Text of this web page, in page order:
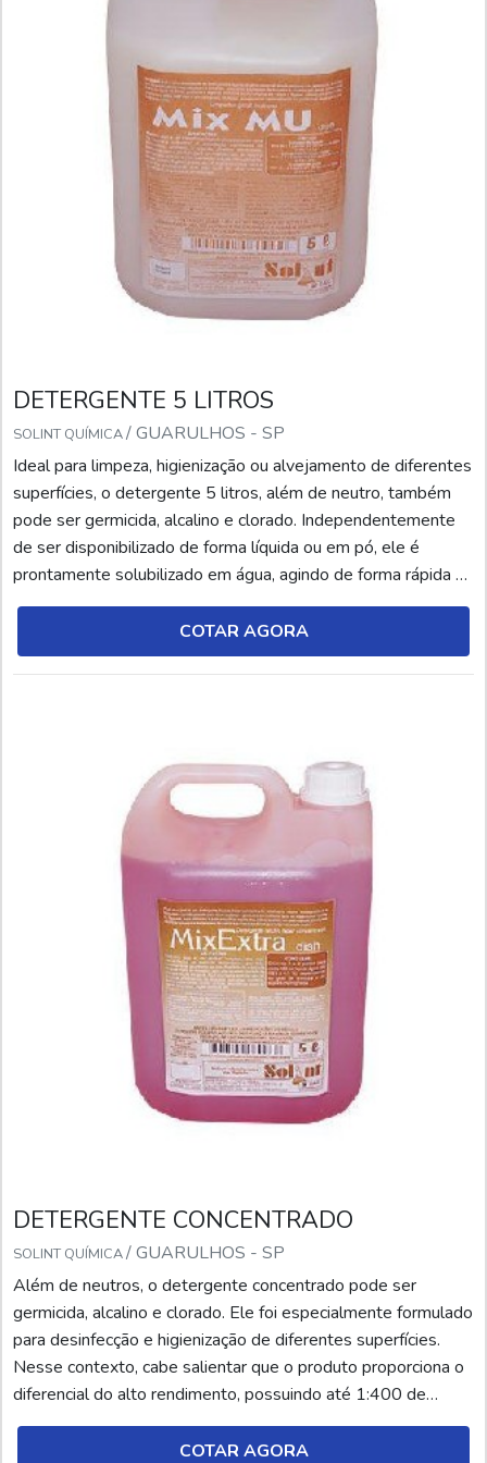
DETERGENTE 5 LITROS
SOLINT QUÍMICA/ GUARULHOS - SP
Ideal para limpeza, higienização ou alvejamento de diferentes
superfícies, o detergente 5 litros, além de neutro, também
pode ser germicida, alcalino e clorado. Independentemente
de ser disponibilizado de forma líquida ou em pó, ele é
prontamente solubilizado em água, agindo de forma rápida na
limpeza e desinfecção das superfícies enquanto ocorre a
emulsão de gorduras e sujeiras.DETALHES SOBRE O
DETERGENTE Contudo, para que o uso seja a...
COTAR AGORA
DETERGENTE CONCENTRADO
SOLINT QUÍMICA/ GUARULHOS - SP
Além de neutros, o detergente concentrado pode ser
germicida, alcalino e clorado. Ele foi especialmente formulado
para desinfecção e higienização de diferentes superfícies.
Nesse contexto, cabe salientar que o produto proporciona o
diferencial do alto rendimento, possuindo até 1:400 de
diluição. Além disso, por ser líquido, ele é prontamente
solubilizado em água, agindo de forma muito rápida na
COTAR AGORA